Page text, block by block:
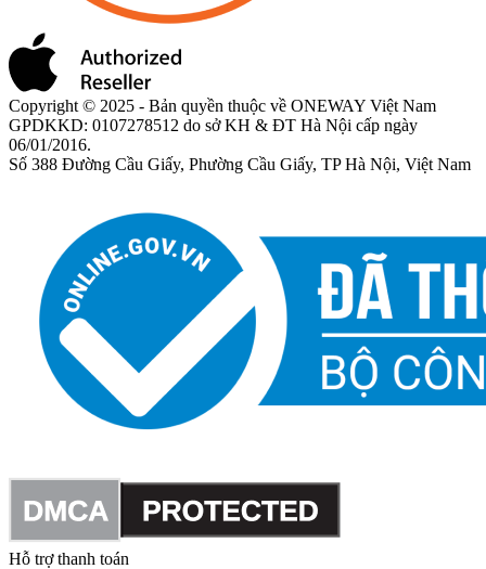
Copyright © 2025 - Bản quyền thuộc về ONEWAY Việt Nam
GPDKKD: 0107278512 do sở KH & ĐT Hà Nội cấp ngày
06/01/2016.
Số 388 Đường Cầu Giấy, Phường Cầu Giấy, TP Hà Nội, Việt Nam
Hỗ trợ thanh toán